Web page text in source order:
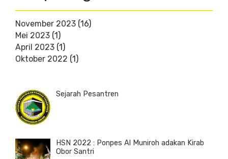
November 2023 (16)
Mei 2023 (1)
April 2023 (1)
Oktober 2022 (1)
Sejarah Pesantren
HSN 2022 : Ponpes Al Muniroh adakan Kirab
Obor Santri